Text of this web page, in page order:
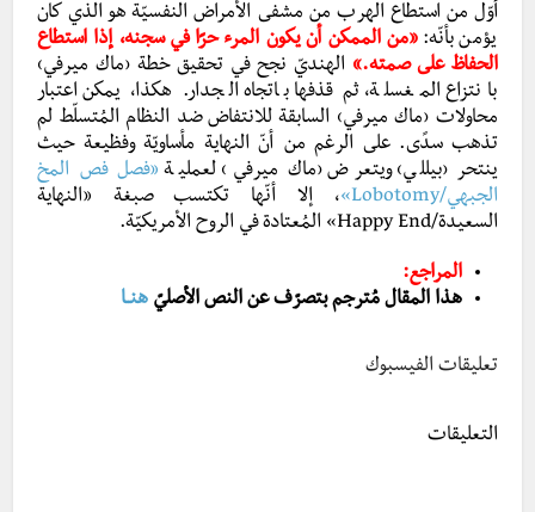
أوّل من استطاع الهرب من مشفى الأمراض النفسيّة هو الذي كان
يؤمن بأنّه: «من الممكن أن يكون المرء حرًا في سجنه، إذا استطاع
الحفاظ على صمته.» الهنديّ نجح في تحقيق خطة ‹ماك ميرفي›
بانتزاع المغسلة، ثم قذفها باتجاه الجدار. هكذا، يمكن اعتبار
محاولات ‹ماك ميرفي› السابقة للانتفاض ضد النظام المُتسلّط لم
تذهب سدًى. على الرغم من أنّ النهاية مأساويّة وفظيعة حيث
ينتحر ‹بيللي› ويتعرض ‹ماك ميرفي› لعملية «فصل فص المخ
الجبهي/Lobotomy»
، إلا أنّها تكتسب صبغة «النهاية
السعيدة/Happy End» المُعتادة في الروح الأمريكيّة.
المراجع:
هذا المقال مُترجم بتصرّف عن النص الأصليّهنــا
تعليقات الفيسبوك
التعليقات